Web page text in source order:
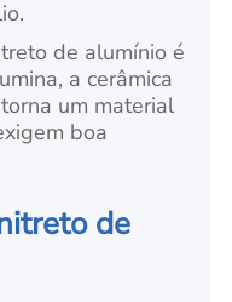
de alumínio é
a cerâmica
um material
boa
de